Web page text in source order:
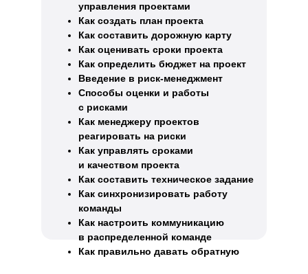
управления проектами
Как создать план проекта
Как составить дорожную карту
Как оценивать сроки проекта
Как определить бюджет на проект
Введение в риск-менеджмент
Способы оценки и работы
с рисками
Как менеджеру проектов
реагировать на риски
Как управлять сроками
и качеством проекта
Как составить техническое задание
Как синхронизировать работу
команды
Как настроить коммуникацию
в распределенной команде
Как правильно давать обратную